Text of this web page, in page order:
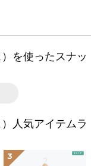
を使ったスナッ
人気アイテムラ
3